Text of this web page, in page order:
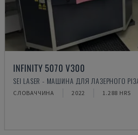
INFINITY 5070 V300
SEI LASER - МАШИНА ДЛЯ ЛАЗЕРНОГО
СЛОВАЧЧИНА 2022 1.288 HRS